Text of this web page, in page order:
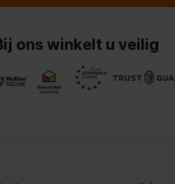
ons winkelt u veilig